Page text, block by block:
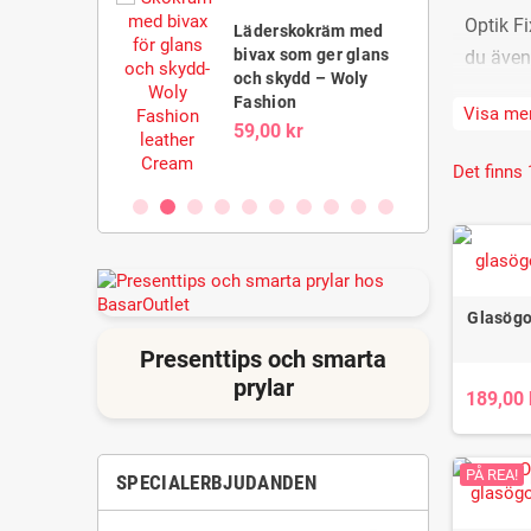
Läderskokräm med
bivax som ger glans
och skydd – Woly
Fashion
59,00 kr
Presenttips och smarta
prylar
SPECIALERBJUDANDEN
Optik
du
För
För
För
Visa
Det finns
189,00
PÅ REA!